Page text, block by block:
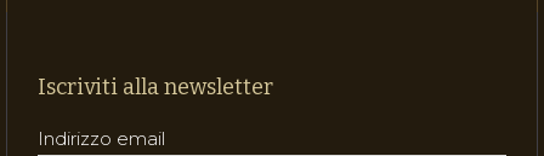
Iscriviti alla newsletter
Indirizzo email